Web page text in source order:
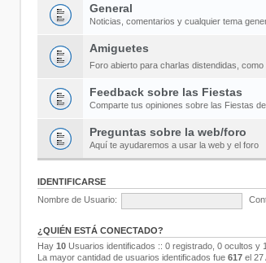
General
Noticias, comentarios y cualquier tema
Amiguetes
Foro abierto para charlas distendidas,
Feedback sobre las Fiestas
Comparte tus opiniones sobre las Fiestas
Preguntas sobre la web/foro
Aquí te ayudaremos a usar la web y el foro
IDENTIFICARSE
Nombre de Usuario:
¿QUIÉN ESTÁ CONECTADO?
Hay 10 Usuarios identificados :: 0 registrado, 0 ocultos y
La mayor cantidad de usuarios identificados fue 617 el 27